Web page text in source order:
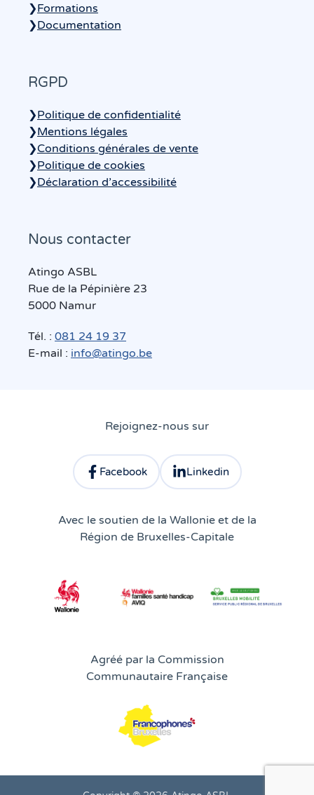
❯Formations
❯Documentation
RGPD
❯Politique de confidentialité
❯Mentions légales
❯Conditions générales de vente
❯Politique de cookies
❯Déclaration d’accessibilité
Nous contacter
Atingo ASBL
Rue de la Pépinière 23
5000 Namur
Tél. : 081 24 19 37
E-mail : info@atingo.be
Rejoignez-nous sur
Facebook
Consulter le profil facebook d'Atingo
Linkedin
Consulter le profil linkedin
Avec le soutien de la Wallonie et de la
Région de Bruxelles-Capitale
Agréé par la Commission
Communautaire Française